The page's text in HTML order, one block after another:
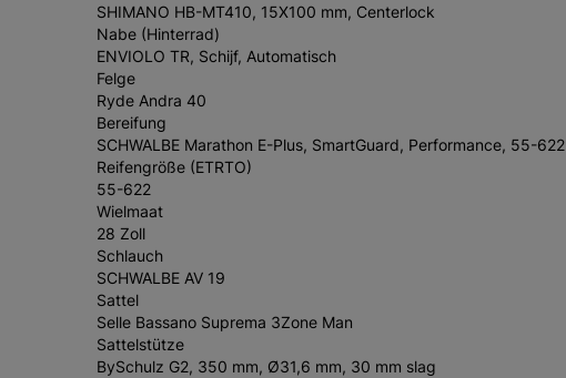
SHIMANO HB-MT410, 15X100 mm, Centerlock
Nabe (Hinterrad)
ENVIOLO TR, Schijf, Automatisch
Felge
Ryde Andra 40
Bereifung
SCHWALBE Marathon E-Plus, SmartGuard, Performance, 55-622
Reifengröße (ETRTO)
55-622
Wielmaat
28 Zoll
Schlauch
SCHWALBE AV 19
Sattel
Selle Bassano Suprema 3Zone Man
Sattelstütze
BySchulz G2, 350 mm, Ø31,6 mm, 30 mm slag